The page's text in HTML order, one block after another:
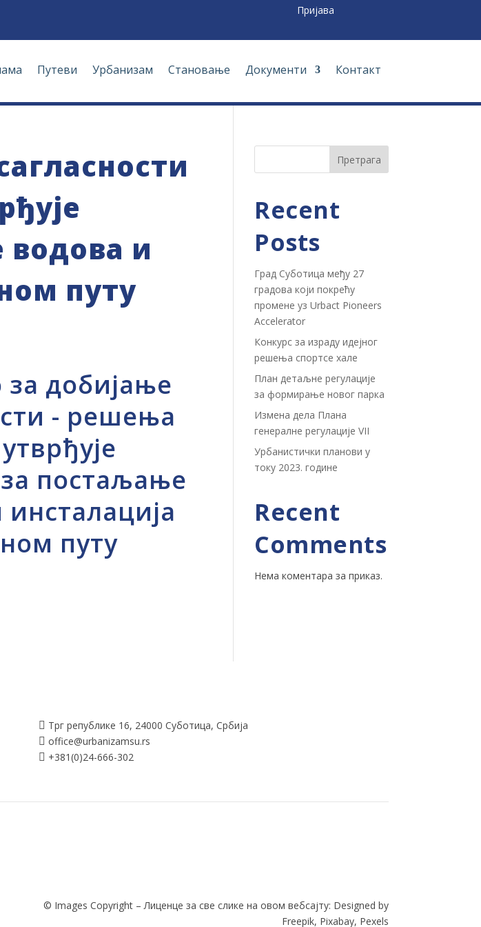
Пријава
Путеви Урбанизам Становање Документи Контакт
водова и
путу
за добијање
- решења
постаљање
путу
Претрага
Recent
Posts
Град Суботица међу 27
градова који покрећу
промене уз Urbact Pioneers
Accelerator
Конкурс за израду идејног
решења спортсе хале
План детаљне регулације
за формирање новог парка
Измена дела Плана
генералне регулације VII
Урбанистички планови у
току 2023. године
Recent
Comments
Нема коментара за приказ.
 Трг републике 16, 24000 Суботица, Србија
 office@urbanizamsu.rs
 +381(0)24-666-302
© Images Copyright – Лиценце за све слике на овом вебсајту: Designed by
Freepik, Pixabay, Pexels